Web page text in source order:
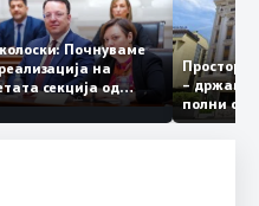
Николоски: Почнуваме
со реализација на
третата секција од
железничкиот Коридор
8, Македонија станува
–
полни